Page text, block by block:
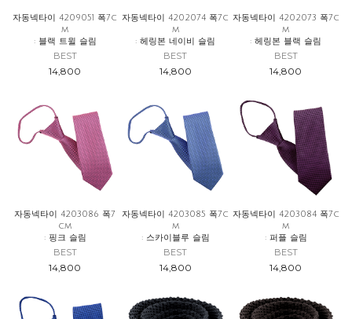
자동넥타이 4209051 폭7c
m
: 블랙 트윌 슬림
BEST
14,800
자동넥타이 4202074 폭7c
m
: 헤링본 네이비 슬림
BEST
14,800
자동넥타이 4202073 폭7c
m
: 헤링본 블랙 슬림
BEST
14,800
자동넥타이 4203086 폭7
cm
: 핑크 슬림
BEST
14,800
자동넥타이 4203085 폭7c
m
: 스카이블루 슬림
BEST
14,800
자동넥타이 4203084 폭7c
m
: 퍼플 슬림
BEST
14,800